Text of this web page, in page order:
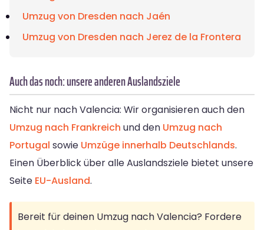
Umzug von Dresden nach Jaén
Umzug von Dresden nach Jerez de la Frontera
Auch das noch: unsere anderen Auslandsziele
Nicht nur nach Valencia: Wir organisieren auch den
Umzug nach Frankreich und den Umzug nach
Portugal sowie Umzüge innerhalb Deutschlands.
Einen Überblick über alle Auslandsziele bietet unsere
Seite EU-Ausland.
Bereit für deinen Umzug nach Valencia? Fordere